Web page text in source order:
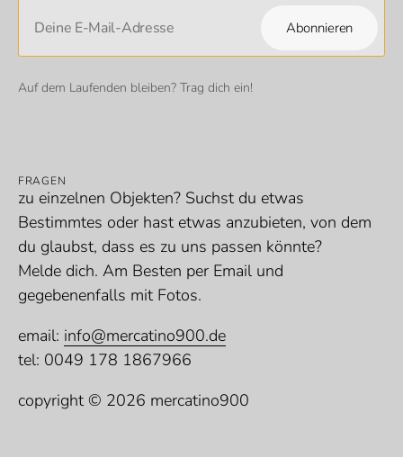
Deine E-Mail-Adresse Abonnieren
Auf dem Laufenden bleiben? Trag dich ein!
FRAGEN
zu einzelnen Objekten? Suchst du etwas
Bestimmtes oder hast etwas anzubieten, von dem
du glaubst, dass es zu uns passen könnte?
Melde dich. Am Besten per Email und
gegebenenfalls mit Fotos.
email: info@mercatino900.de
tel: 0049 178 1867966
copyright © 2026 mercatino900